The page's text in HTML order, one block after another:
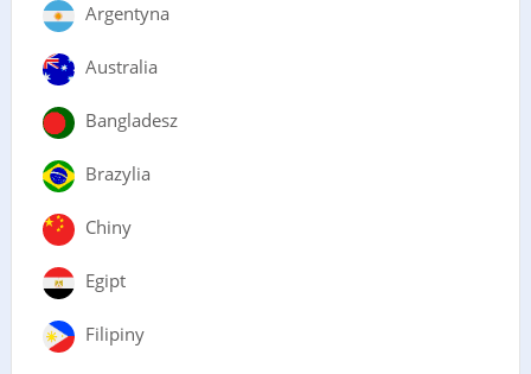
Argentyna
Australia
Bangladesz
Brazylia
Chiny
Egipt
Filipiny